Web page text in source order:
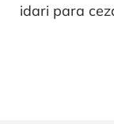
idari para